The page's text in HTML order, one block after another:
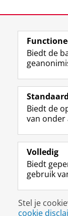
View this page
Studiekiezers
Alumni
Over ons
Biedt de
Standaard
Biedt de
van onder
Volledig
Biedt
gebruik
Stel je
cookie